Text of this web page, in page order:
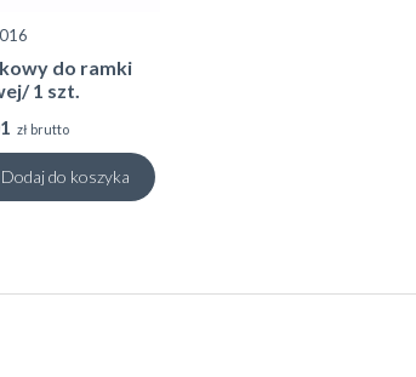
do ramki
1 szt.
zł brutto
Dodaj do koszyka